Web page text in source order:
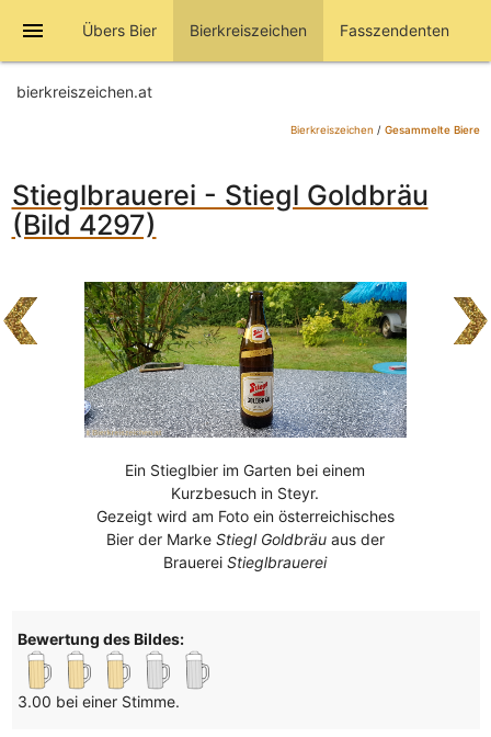
menu Übers Bier Bierkreiszeichen Fasszendenten
bierkreiszeichen.at
Bierkreiszeichen / Gesammelte Biere
Stieglbrauerei - Stiegl Goldbräu
(Bild 4297)
Ein Stieglbier im Garten bei einem
Kurzbesuch in Steyr.
Gezeigt wird am Foto ein österreichisches
Bier der Marke Stiegl Goldbräuaus der
BrauereiStieglbrauerei
Bewertung des Bildes:
3.00 bei einer Stimme.